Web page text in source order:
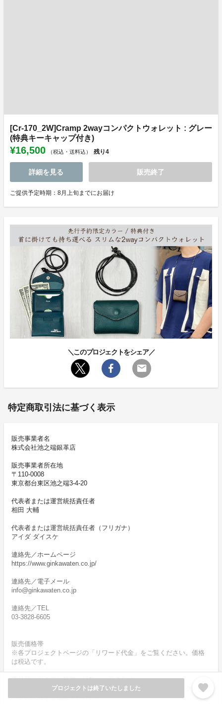
プロジェクトは終了いたしました favorite
[Cr-170_2W]Cramp 2wayコンパクトウォレット : グレー
(特典キーキャップ付き)
¥16,500 （税込・送料込） 残り4
詳細を見る 販売終了
ご提供予定時期：8月上旬までにお届け
＼このプロジェクトをシェア／
特定商取引法に基づく表示
販売事業者名
株式会社池之端銀革店
販売事業者所在地
〒110-0008
東京都台東区池之端3-4-20
代表者または運営統括責任者
相田 大輔
代表者または運営統括責任者（フリガナ）
アイダ ダイスケ
連絡先／ホームページ
https://www.ginkawaten.co.jp/
連絡先／電子メール
info@ginkawaten.co.jp
連絡先／TEL
03-3828-6605
販売価格帯
※各プロジェクトページの「リワード代金」をご覧ください。価格
は税込です。
商品等の引き渡し時期（日数）・発送方法
商品の引渡し時期またはサービスの提供時期は、各プロジェクトペ
ージの記載をご確認ください。